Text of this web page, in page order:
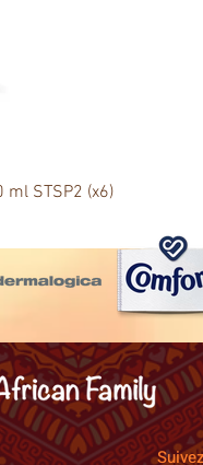
STSP2 (x6)